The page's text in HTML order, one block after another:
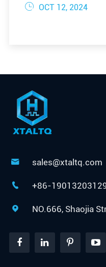
 OCT 12, 2024
 sales@xtaltq.com
 +86-
 NO.666, Shaojia